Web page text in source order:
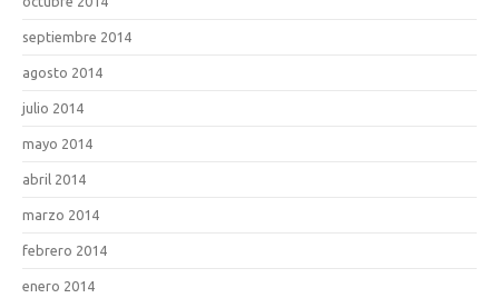
septiembre 2014
agosto 2014
julio 2014
mayo 2014
abril 2014
marzo 2014
febrero 2014
enero 2014